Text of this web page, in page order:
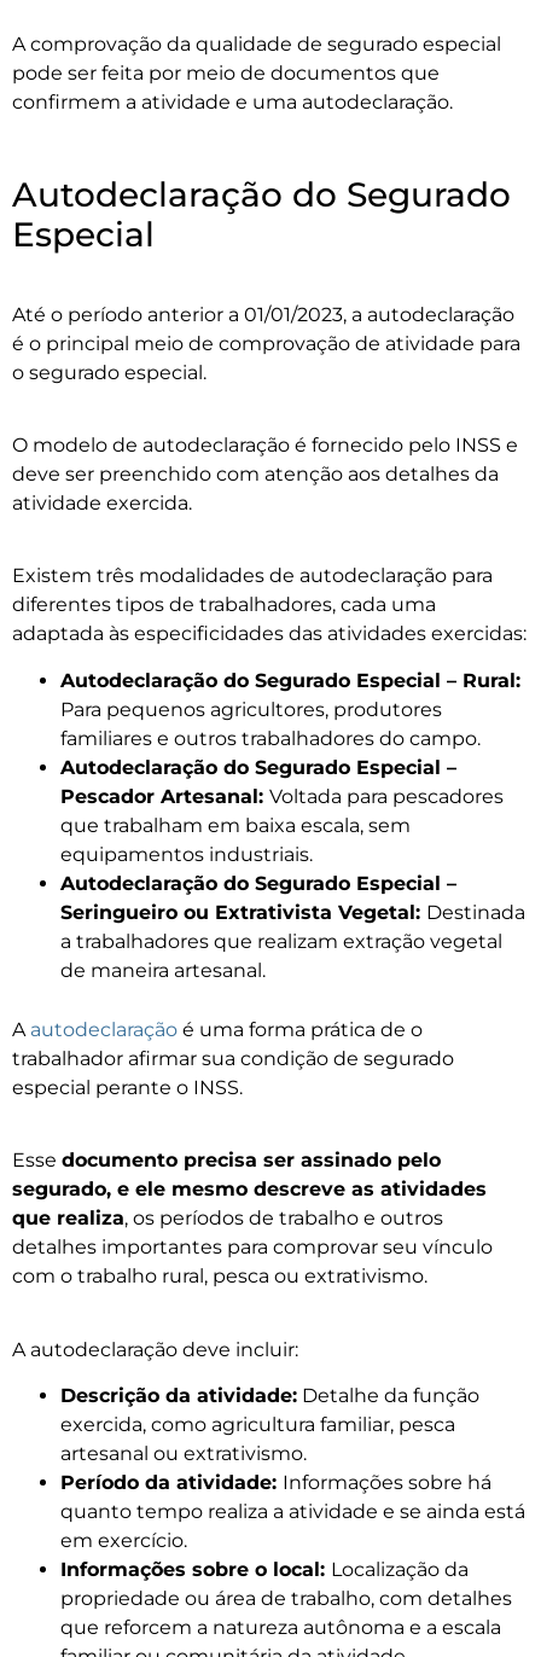
A comprovação da qualidade de segurado especial
pode ser feita por meio de documentos que
confirmem a atividade e uma autodeclaração.
Autodeclaração do Segurado
Especial
Até o período anterior a 01/01/2023, a autodeclaração
é o principal meio de comprovação de atividade para
o segurado especial.
O modelo de autodeclaração é fornecido pelo INSS e
deve ser preenchido com atenção aos detalhes da
atividade exercida.
Existem três modalidades de autodeclaração para
diferentes tipos de trabalhadores, cada uma
adaptada às especificidades das atividades exercidas:
Autodeclaração do Segurado Especial – Rural:
Para pequenos agricultores, produtores
familiares e outros trabalhadores do campo.
Autodeclaração do Segurado Especial –
Pescador Artesanal: Voltada para pescadores
que trabalham em baixa escala, sem
equipamentos industriais.
Autodeclaração do Segurado Especial –
Seringueiro ou Extrativista Vegetal: Destinada
a trabalhadores que realizam extração vegetal
de maneira artesanal.
A autodeclaração é uma forma prática de o
trabalhador afirmar sua condição de segurado
especial perante o INSS.
Esse documento precisa ser assinado pelo
segurado, e ele mesmo descreve as atividades
que realiza, os períodos de trabalho e outros
detalhes importantes para comprovar seu vínculo
com o trabalho rural, pesca ou extrativismo.
A autodeclaração deve incluir:
Descrição da atividade: Detalhe da função
exercida, como agricultura familiar, pesca
artesanal ou extrativismo.
Período da atividade: Informações sobre há
quanto tempo realiza a atividade e se ainda está
em exercício.
Informações sobre o local: Localização da
propriedade ou área de trabalho, com detalhes
que reforcem a natureza autônoma e a escala